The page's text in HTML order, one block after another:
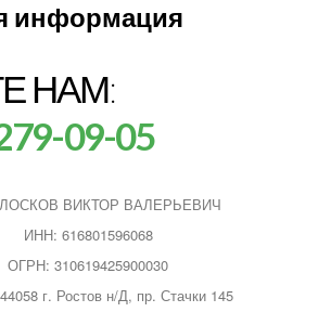
информация
НАМ:
09-05
ВИКТОР ВАЛЕРЬЕВИЧ
ИНН: 616801596068
ОГРН: 310619425900030
г. Ростов н/Д, пр. Стачки 145